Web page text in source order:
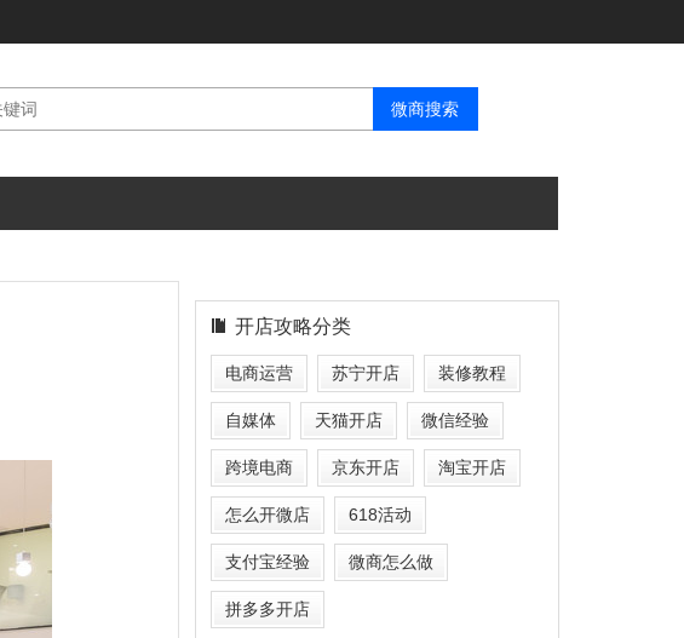
开店攻略分类
电商运营 苏宁开店 装修教程
自媒体 天猫开店 微信经验
跨境电商 京东开店 淘宝开店
怎么开微店 618活动
支付宝经验 微商怎么做
拼多多开店